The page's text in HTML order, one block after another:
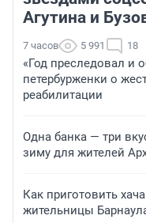
Агутина и
7 часов 5 991 18
«Год преследовал и
петербурженки о
реабилитации
Одна банка — три
зиму для жителей
Как приготовить
жительницы